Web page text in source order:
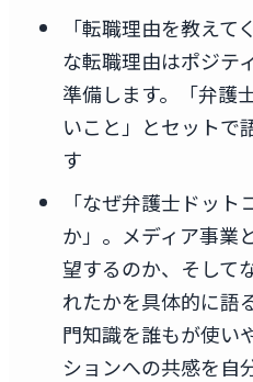
「転職理由を教え
な転職理由はポジテ
準備します。「弁護
いこと」とセットで
す
「なぜ弁護士ドッ
か」。メディア事業
望するのか、そして
れたかを具体的に語
門知識を誰もが使い
ションへの共感を自